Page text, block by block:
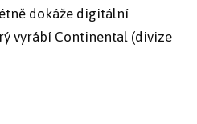
dokáže digitální
vyrábí Continental (divize